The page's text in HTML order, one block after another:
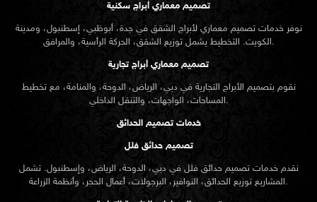
تصميم معماري أبراج سكنية
نوفر خدمات تصميم معماري لأبراج الشقق في جدة، أبوظبي، إسطنبول، ومدينة
الكويت. التخطيط يشمل توزيع الشقق، الحركة الرأسية، والمرافق.
تصميم معماري أبراج تجارية
نقوم بتصميم الأبراج التجارية في دبي، الرياض، الدوحة، والمنامة، مع تخطيط
المساحات، الواجهات، والتنقل الداخلي.
خدمات تصميم الحدائق
تصميم حدائق فلل
نقدم خدماتتصميم حدائق فلل في دبي، الدوحة، الرياض، وإسطنبول. تشمل
المشاريع توزيع الحدائق، النوافير، البرجولات، أعمال الحجر، وأنظمة الزراعة.